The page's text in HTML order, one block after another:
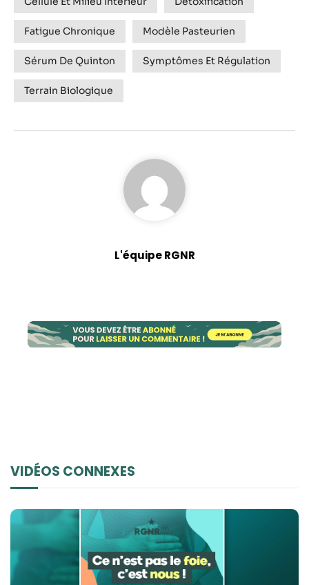
Fatigue Chronique Modèle Pasteurien
Sérum De Quinton Symptômes Et Régulation
Terrain Biologique
L'équipe RGNR
VIDÉOS CONNEXES